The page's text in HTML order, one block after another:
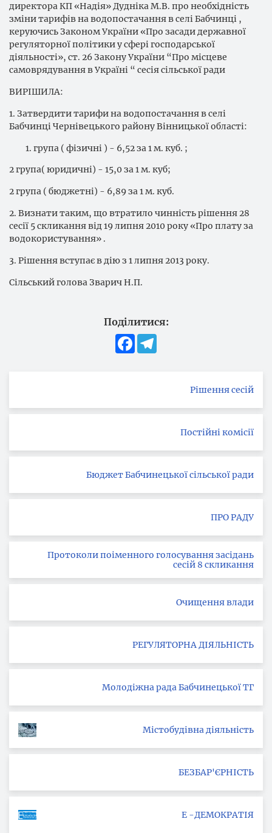
директора КП «Надія» Дудніка М.В. про необхідність
зміни тарифів на водопостачання в селі Бабчинці ,
керуючись Законом України «Про засади державної
регуляторної політики у сфері господарської
діяльності», ст. 26 Закону України “Про місцеве
самоврядування в Україні “ сесія сільської ради
ВИРІШИЛА:
1. Затвердити тарифи на водопостачання в селі
Бабчинці Чернівецького району Вінницької області:
група ( фізичні ) - 6,52 за 1 м. куб. ;
2 група( юридичні) - 15,0 за 1 м. куб;
2 група ( бюджетні) - 6,89 за 1 м. куб.
2. Визнати таким, що втратило чинність рішення 28
сесії 5 скликання від 19 липня 2010 року «Про плату за
водокористування» .
3. Рішення вступає в дію з 1 липня 2013 року.
Сільський голова Зварич Н.П.
Поділитися:
Facebook
Рішення сесій
Постійні комісії
Бюджет Бабчинецької сільської ради
ПРО РАДУ
Протоколи поіменного голосування засідань
сесій 8 скликання
Очищення влади
РЕГУЛЯТОРНА ДІЯЛЬНІСТЬ
Молодіжна рада Бабчинецької ТГ
Містобудівна діяльність
БЕЗБАР'ЄРНІСТЬ
Е -ДЕМОКРАТІЯ